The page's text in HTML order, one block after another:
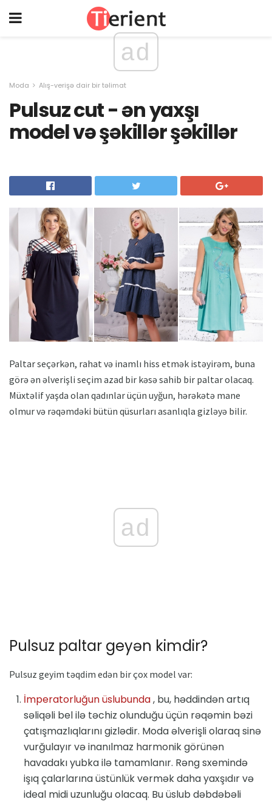
ad
Moda Alış-verişə dair bir təlimat
Pulsuz cut - ən yaxşı
model və şəkillər şəkillər
Paltar seçərkən, rahat və inamlı hiss etmək istəyirəm, buna
görə ən əlverişli seçim azad bir kəsə sahib bir paltar olacaq.
Müxtəlif yaşda olan qadınlar üçün uyğun, hərəkətə mane
olmur və rəqəmdəki bütün qüsurları asanlıqla gizləyə bilir.
ad
Pulsuz paltar geyən kimdir?
Pulsuz geyim təqdim edən bir çox model var:
İmperatorluğun üslubunda, bu, həddindən artıq
səliqəli bel ilə təchiz olunduğu üçün rəqəmin bəzi
çatışmazlıqlarını gizlədir. Moda əlverişli olaraq sinə
vurğulayır və inanılmaz harmonik görünən
havadakı yubka ilə tamamlanır. Rəng sxemində
işıq çalarlarına üstünlük vermək daha yaxşıdır və
ideal midi uzunluğu olacaq. Bu üslub dəbdəbəli